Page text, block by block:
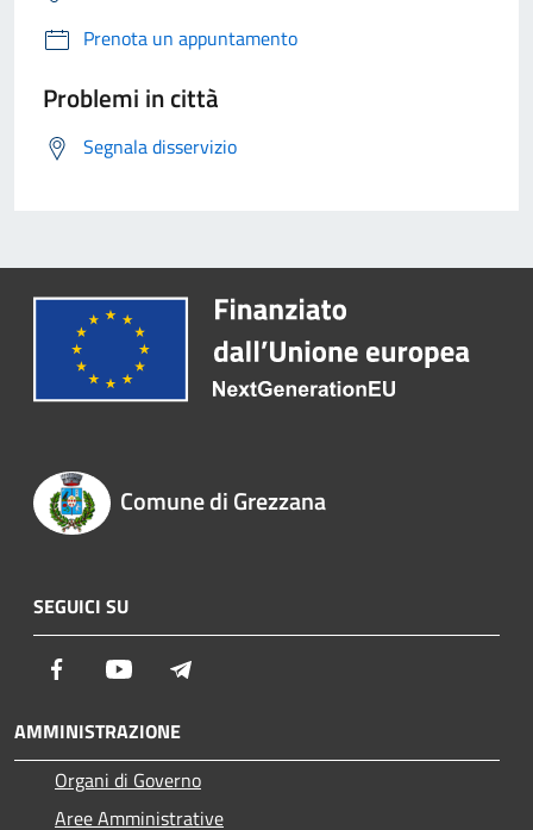
Prenota un appuntamento
Problemi in città
Segnala disservizio
Comune di Grezzana
SEGUICI SU
Facebook Youtube
AMMINISTRAZIONE
Organi di Governo
Aree Amministrative